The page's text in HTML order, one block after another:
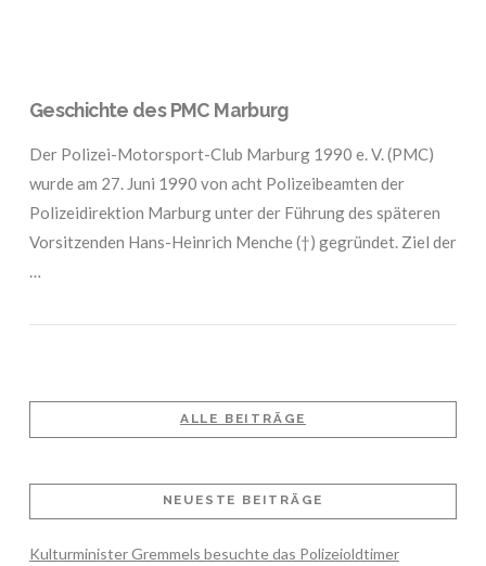
VIEW POST
Geschichte des PMC Marburg
Der Polizei-Motorsport-Club Marburg 1990 e. V. (PMC)
wurde am 27. Juni 1990 von acht Polizeibeamten der
Polizeidirektion Marburg unter der Führung des späteren
Vorsitzenden Hans-Heinrich Menche (†) gegründet. Ziel der
…
ALLE BEITRÄGE
NEUESTE BEITRÄGE
Kulturminister Gremmels besuchte das Polizeioldtimer